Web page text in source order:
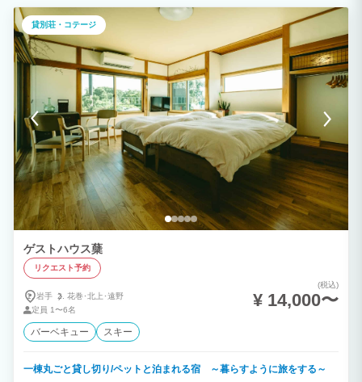
ーラインや蔵王御釜、みやぎ蔵王えぼしリゾート、宮城蔵王キツネ村などへのアクセス
も良く、宮城蔵王観光の拠点として四季折々の滞在をお楽しみいただけます。
貸別荘・コテージ
ゲストハウス蘖
リクエスト予約
岩手
花巻･北上･遠野
定員 1〜6名
(税込)
¥ 14,000〜
バーベキュー スキー
一棟丸ごと貸し切り/ペットと泊まれる宿 ～暮らすように旅をする～